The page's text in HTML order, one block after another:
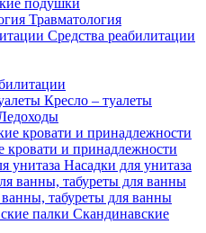
подушки
Травматология
Средства реабилитации
Кресло – туалеты
и принадлежности
Насадки для унитаза
табуреты для ванны
Скандинавские